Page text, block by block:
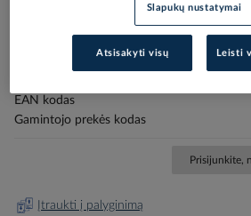
EAN kodas
Gamintojo prekės kodas
Prisijunkite,
Įtraukti į palyginimą
Slapukų nustatymai
Atsisakyti visų Leisti